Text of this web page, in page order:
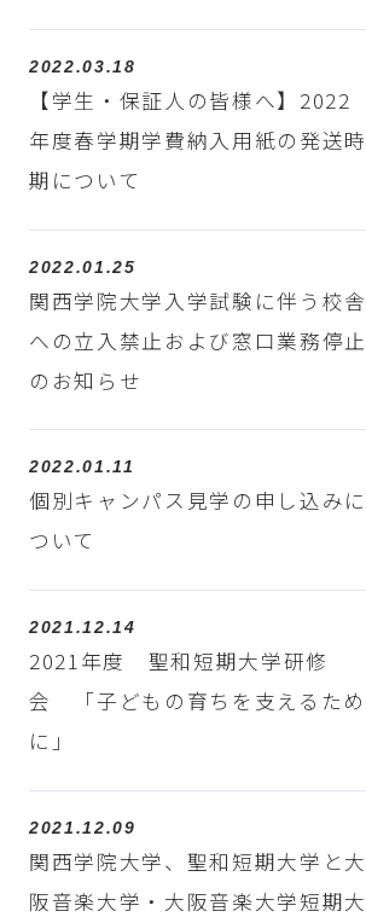
2022.03.18
【学生・保証人の皆様へ】2022
年度春学期学費納入用紙の発送時
期について
2022.01.25
関西学院大学入学試験に伴う校舎
への立入禁止および窓口業務停止
のお知らせ
2022.01.11
個別キャンパス見学の申し込みに
ついて
2021.12.14
2021年度 聖和短期大学研修
会 「子どもの育ちを支えるため
に」
2021.12.09
関西学院大学、聖和短期大学と大
阪音楽大学・大阪音楽大学短期大